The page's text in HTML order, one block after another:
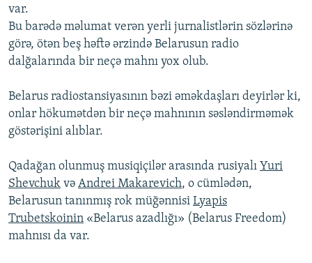
var.
Bu barədə məlumat verən yerli jurnalistlərin sözlərinə
görə, ötən beş həftə ərzində Belarusun radio
dalğalarında bir neçə mahnı yox olub.
Belarus radiostansiyasının bəzi əməkdaşları deyirlər ki,
onlar hökumətdən bir neçə mahnının səsləndirməmək
göstərişini alıblar.
Qadağan olunmuş musiqiçilər arasında rusiyalı Yuri
Shevchuk və Andrei Makarevich, o cümlədən,
Belarusun tanınmış rok müğənnisi Lyapis
Trubetskoinin «Belarus azadlığı» (Belarus Freedom)
mahnısı da var.